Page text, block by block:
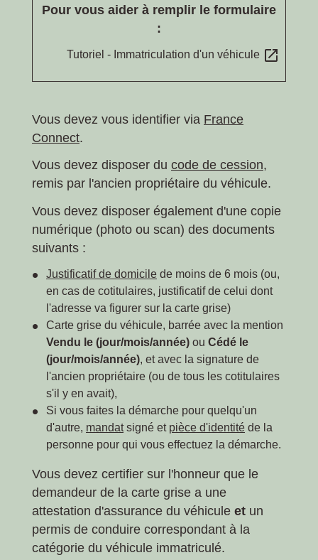
Pour vous aider à remplir le formulaire
:
Tutoriel - Immatriculation d'un véhicule open_in_new
Vous devez vous identifier via France
Connect.
Vous devez disposer du code de cession,
remis par l'ancien propriétaire du véhicule.
Vous devez disposer également d'une copie
numérique (photo ou scan) des documents
suivants :
Justificatif de domicile de moins de 6 mois (ou,
en cas de cotitulaires, justificatif de celui dont
l'adresse va figurer sur la carte grise)
Carte grise du véhicule, barrée avec la mention
Vendu le (jour/mois/année) ou Cédé le
(jour/mois/année), et avec la signature de
l'ancien propriétaire (ou de tous les cotitulaires
s'il y en avait),
Si vous faites la démarche pour quelqu'un
d'autre, mandatsigné et pièce d'identité de la
personne pour qui vous effectuez la démarche.
Vous devez certifier sur l'honneur que le
demandeur de la carte grise a une
attestation d'assurance du véhicule et un
permis de conduire correspondant à la
catégorie du véhicule immatriculé.